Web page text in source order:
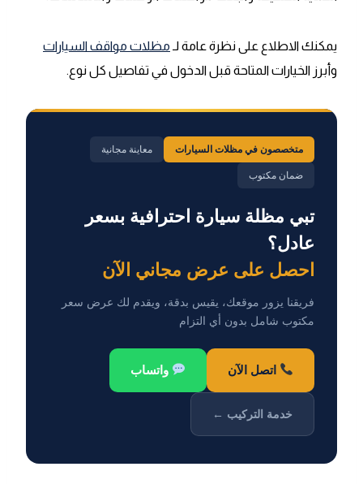
يمكنك الاطلاع على نظرة عامة لـ مظلات مواقف السيارات
وأبرز الخيارات المتاحة قبل الدخول في تفاصيل كل نوع.
متخصصون في مظلات السيارات معاينة مجانية
ضمان مكتوب
تبي مظلة سيارة احترافية بسعر
عادل؟
احصل على عرض مجاني الآن
فريقنا يزور موقعك، يقيس بدقة، ويقدم لك عرض سعر
مكتوب شامل بدون أي التزام
اتصل الآن واتساب
خدمة التركيب ←